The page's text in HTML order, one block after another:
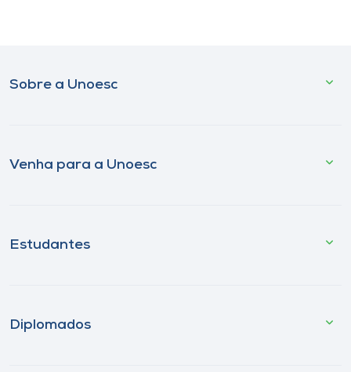
Sobre a Unoesc
Venha para a Unoesc
Estudantes
Diplomados